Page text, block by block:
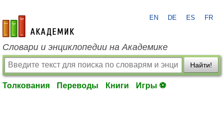
academic.ru
EN DE ES FR
Словари и энциклопедии на Академике
Найти!
Толкования Переводы Книги Игры ⚽